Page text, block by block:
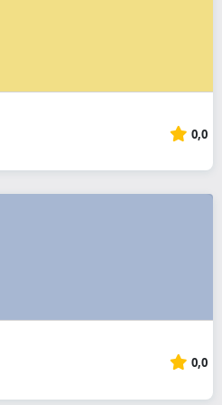
0,0
0,0